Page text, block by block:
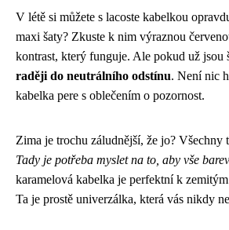
V létě si můžete s lacoste kabelkou
maxi šaty? Zkuste k nim výraznou
kontrast, který funguje. Ale pokud už jsou
raději do neutrálního odstínu. Není nic
kabelka pere s oblečením o pozornost.
Zima je trochu záludnější, že jo? Všechny
Tady je potřeba myslet na to, aby vše
karamelová kabelka je perfektní k
Ta je prostě univerzálka, která vás nikdy